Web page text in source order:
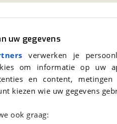
uw gegevens
verwerken je
om informatie op
en content,
kiezen wie uw gegevens
ook graag:
Privacyverklaring